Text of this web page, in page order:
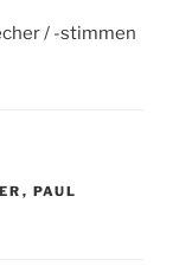
/ -stimmen
, PAUL